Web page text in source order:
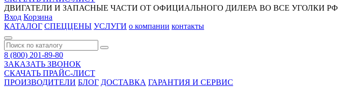
ДВИГАТЕЛИ И ЗАПАСНЫЕ ЧАСТИ ОТ ОФИЦИАЛЬНОГО ДИЛЕРА ВО ВСЕ УГОЛКИ РФ
Вход Корзина
КАТАЛОГ СПЕЦЦЕНЫ УСЛУГИ о компании контакты
8 (800) 201-89-80
ЗАКАЗАТЬ ЗВОНОК
СКАЧАТЬ ПРАЙС-ЛИСТ
ПРОИЗВОДИТЕЛИ БЛОГ ДОСТАВКА ГАРАНТИЯ И СЕРВИС